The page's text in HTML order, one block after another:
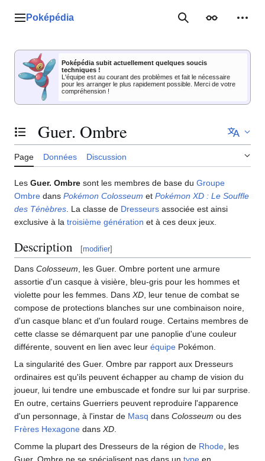
Menu principal
Poképédia RechercherApparence
Poképédia subit actuellement quelques soucis
techniques !
L'équipe est au courant des problèmes et fait le nécessaire
pour les arranger le plus rapidement possible. Merci de votre
compréhension !
Basculer la table des matières
Guer. Ombre
Page Données Discussion
Les Guer. Ombre sont les membres de base du Groupe
Ombre dans Pokémon Colosseum et Pokémon XD : Le Souffle
des Ténèbres . La classe de Dresseurs associée est ainsi
exclusive à la troisième génération et à ces deux jeux.
Description [modifier]
Dans Colosseum , les Guer. Ombre portent une armure
assortie d'un casque à visière, bleu-gris pour les hommes et
violette pour les femmes. Dans XD , leur tenue de combat se
compose de protections blanches sur une combinaison noire,
d'un casque blanc et d'un foulard rouge. Certains membres de
cette classe se démarquent par une panoplie d'une couleur
différente, souvent en lien avec leur équipe Pokémon.
La singularité des Guer. Ombre par rapport aux Dresseurs
ordinaires est qu'ils peuvent échapper au champ de vision du
joueur, lui tendre une embuscade et fondre sur lui par surprise.
En outre, certains Guerriers peuvent reproduire l'apparence
d'un personnage, à l'instar de Masq dans Colosseum ou des
Frères Hexagone dans XD
Comme la plupart des Dresseurs de la région de Rhode , les